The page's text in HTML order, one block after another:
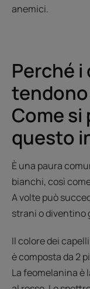
anemici.
Perché
tendono
Come si
questo
È una paura
bianchi, così
A volte può
strani o diventino
Il colore dei
è composta da 2
La feomelanina è